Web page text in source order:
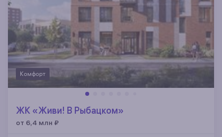
Комфорт
ЖК «Живи! В Рыбацком»
от 6,4 млн ₽